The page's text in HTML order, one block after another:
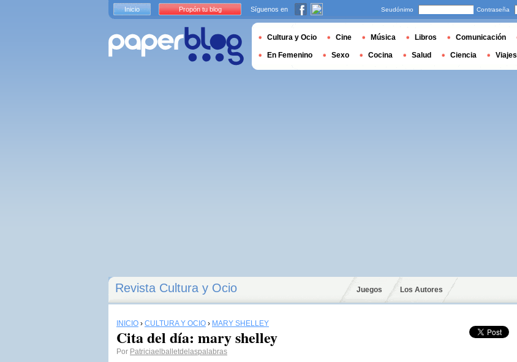
Revista Cultura y Ocio Juegos Los Autores
INICIO › CULTURA Y OCIO › MARY SHELLEY
Cita del día: mary shelley
Por Patriciaelballetdelaspalabras
Inicio Propón tu blog Síguenos en Seudónimo Contraseña
Cultura y Ocio Cine Música Libros Comunicación
En Femenino Sexo Cocina Salud Ciencia Viajes